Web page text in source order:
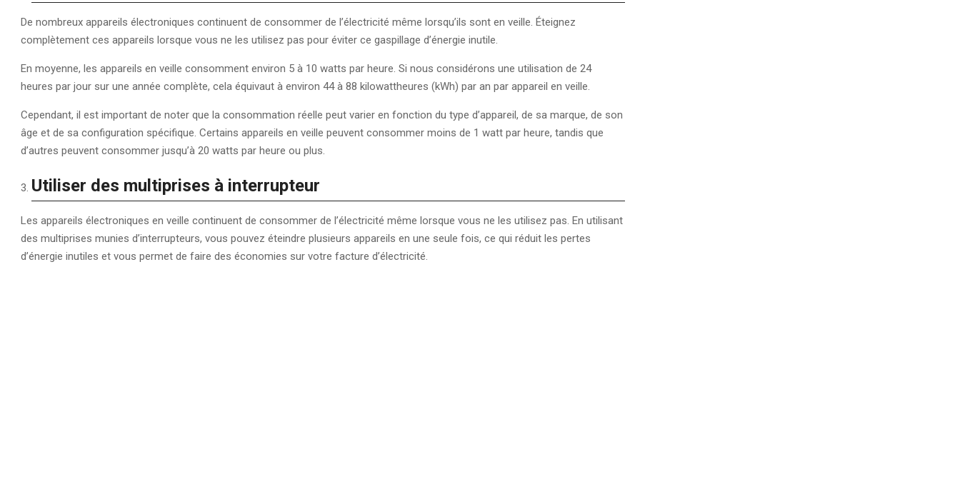
De nombreux appareils électroniques continuent de consommer de l’électricité même lorsqu’ils sont en veille. Éteignez
complètement ces appareils lorsque vous ne les utilisez pas pour éviter ce gaspillage d’énergie inutile.
En moyenne, les appareils en veille consomment environ 5 à 10 watts par heure. Si nous considérons une utilisation de 24
heures par jour sur une année complète, cela équivaut à environ 44 à 88 kilowattheures (kWh) par an par appareil en veille.
Cependant, il est important de noter que la consommation réelle peut varier en fonction du type d’appareil, de sa marque, de son
âge et de sa configuration spécifique. Certains appareils en veille peuvent consommer moins de 1 watt par heure, tandis que
d’autres peuvent consommer jusqu’à 20 watts par heure ou plus.
Utiliser des multiprises à interrupteur
Les appareils électroniques en veille continuent de consommer de l’électricité même lorsque vous ne les utilisez pas. En utilisant
des multiprises munies d’interrupteurs, vous pouvez éteindre plusieurs appareils en une seule fois, ce qui réduit les pertes
d’énergie inutiles et vous permet de faire des économies sur votre facture d’électricité.